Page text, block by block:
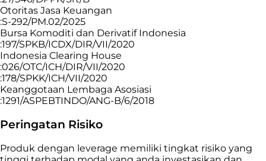
Otoritas Jasa Keuangan
:S-292/PM.02/2025
Bursa Komoditi dan Derivatif Indonesia
:197/SPKB/ICDX/DIR/VII/2020
Indonesia Clearing House
:026/OTC/ICH/DIR/VII/2020
:178/SPKK/ICH/VII/2020
Keanggotaan Lembaga Asosiasi
:1291/ASPEBTINDO/ANG-B/6/2018
Peringatan Risiko
Produk dengan leverage memiliki tingkat risiko yang